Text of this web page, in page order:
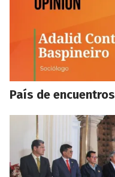
País de encuentros